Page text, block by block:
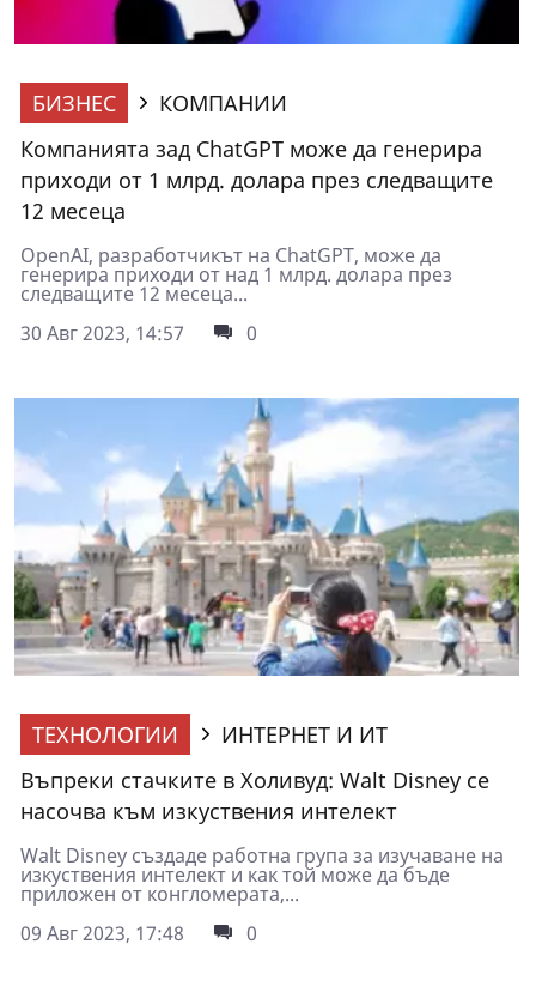
БИЗНЕС
КОМПАНИИ
Компанията зад ChatGPT може да генерира
приходи от 1 млрд. долара през следващите
12 месеца
OpenAI, разработчикът на ChatGPT, може да
генерира приходи от над 1 млрд. долара през
следващите 12 месеца...
30 Авг 2023, 14:57
0
ТЕХНОЛОГИИ
ИНТЕРНЕТ И ИТ
Въпреки стачките в Холивуд: Walt Disney се
насочва към изкуствения интелект
Walt Disney създаде работна група за изучаване на
изкуствения интелект и как той може да бъде
приложен от конгломерата,...
09 Авг 2023, 17:48
0